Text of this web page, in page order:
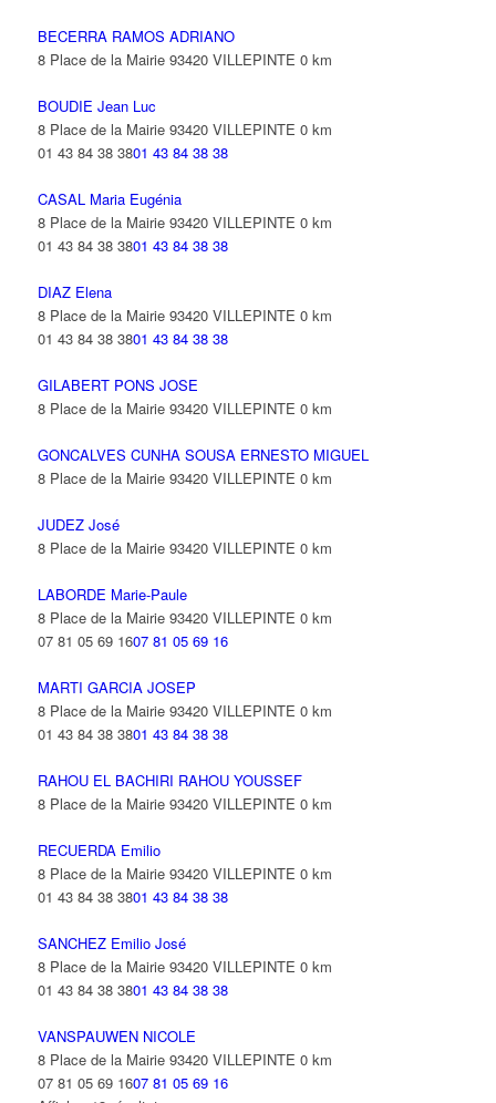
BECERRA RAMOS ADRIANO
8 Place de la Mairie 93420 VILLEPINTE 0 km
BOUDIE Jean Luc
8 Place de la Mairie 93420 VILLEPINTE 0 km
01 43 84 38 3801 43 84 38 38
CASAL Maria Eugénia
8 Place de la Mairie 93420 VILLEPINTE 0 km
01 43 84 38 3801 43 84 38 38
DIAZ Elena
8 Place de la Mairie 93420 VILLEPINTE 0 km
01 43 84 38 3801 43 84 38 38
GILABERT PONS JOSE
8 Place de la Mairie 93420 VILLEPINTE 0 km
GONCALVES CUNHA SOUSA ERNESTO MIGUEL
8 Place de la Mairie 93420 VILLEPINTE 0 km
JUDEZ José
8 Place de la Mairie 93420 VILLEPINTE 0 km
LABORDE Marie-Paule
8 Place de la Mairie 93420 VILLEPINTE 0 km
07 81 05 69 1607 81 05 69 16
MARTI GARCIA JOSEP
8 Place de la Mairie 93420 VILLEPINTE 0 km
01 43 84 38 3801 43 84 38 38
RAHOU EL BACHIRI RAHOU YOUSSEF
8 Place de la Mairie 93420 VILLEPINTE 0 km
RECUERDA Emilio
8 Place de la Mairie 93420 VILLEPINTE 0 km
01 43 84 38 3801 43 84 38 38
SANCHEZ Emilio José
8 Place de la Mairie 93420 VILLEPINTE 0 km
01 43 84 38 3801 43 84 38 38
VANSPAUWEN NICOLE
8 Place de la Mairie 93420 VILLEPINTE 0 km
07 81 05 69 1607 81 05 69 16